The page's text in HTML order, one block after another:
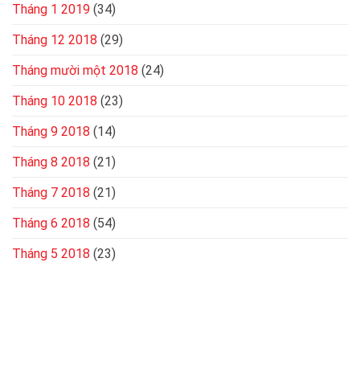
Tháng 1 2019 (34)
Tháng 12 2018 (29)
Tháng mười một 2018 (24)
Tháng 10 2018 (23)
Tháng 9 2018 (14)
Tháng 8 2018 (21)
Tháng 7 2018 (21)
Tháng 6 2018 (54)
Tháng 5 2018 (23)